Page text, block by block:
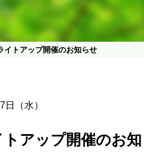
イトアップ開催のお知らせ
（水）
トアップ開催のお